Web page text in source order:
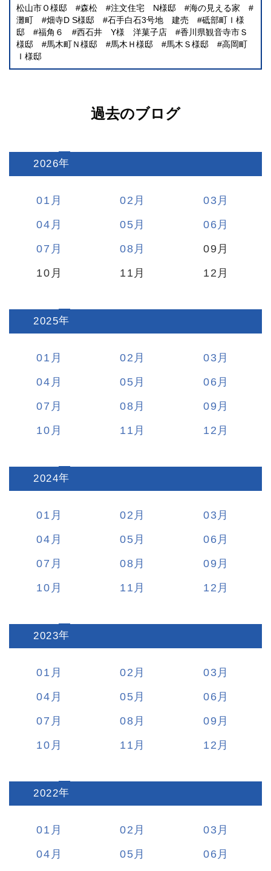
松山市Ｏ様邸
森松 注文住宅 N様邸
海の見える家
灘町
畑寺D S様邸 石手白石3号地 建売
砥部町Ｉ様
邸
福角６ 西石井 Y様 洋菓子店
香川県観音寺市Ｓ
様邸
馬木町Ｎ様邸 馬木Ｈ様邸 馬木Ｓ様邸
高岡町
Ｉ様邸
過去のブログ
2026:
01 02
03
04
05
06
07
08
09
10
11 12
2025:
01 02
03
04
05
06
07
08
09
10
11 12
2024:
01 02
03
04
05
06
07
08
09
10
11 12
2023:
01 02
03
04
05
06
07
08
09
10
11 12
2022:
01 02
03
04
05
06